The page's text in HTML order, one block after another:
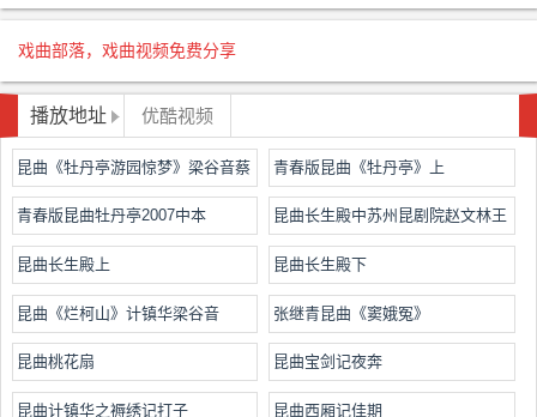
戏曲部落，戏曲视频免费分享
播放地址 优酷视频
昆曲《牡丹亭游园惊梦》梁谷音蔡
正仁
青春版昆曲《牡丹亭》上
青春版昆曲牡丹亭2007中本
昆曲长生殿中苏州昆剧院赵文林王
芳主演
昆曲长生殿上 昆曲长生殿下
昆曲《烂柯山》计镇华梁谷音 张继青昆曲《窦娥冤》
昆曲桃花扇 昆曲宝剑记夜奔
昆曲计镇华之褥绣记打子 昆曲西厢记佳期